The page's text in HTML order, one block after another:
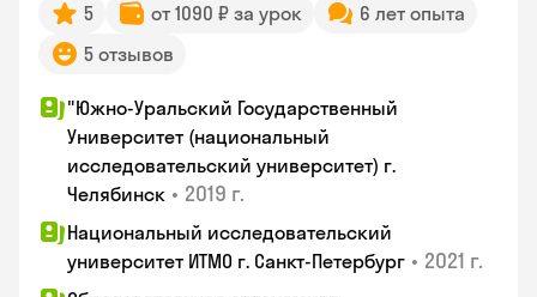
5 от 1090 ₽ за урок
6 лет опыта
5 отзывов
"Южно-Уральский Государственный
Университет (национальный
исследовательский университет) г.
Челябинск • 2019 г.
Национальный исследовательский
университет ИТМО г. Санкт-Петербург • 2021 г.